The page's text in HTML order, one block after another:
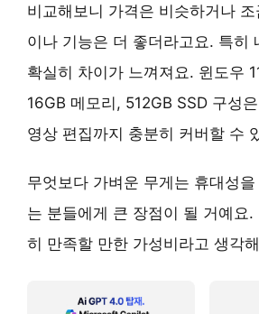
비교해보니 가격은 비슷하거나
이나 기능은 더 좋더라고요. 특히
확실히 차이가 느껴져요. 윈도우
16GB 메모리, 512GB SSD 구성
영상 편집까지 충분히 커버할 수
무엇보다 가벼운 무게는 휴대성
는 분들에게 큰 장점이 될 거예요.
히 만족할 만한 가성비라고 생각